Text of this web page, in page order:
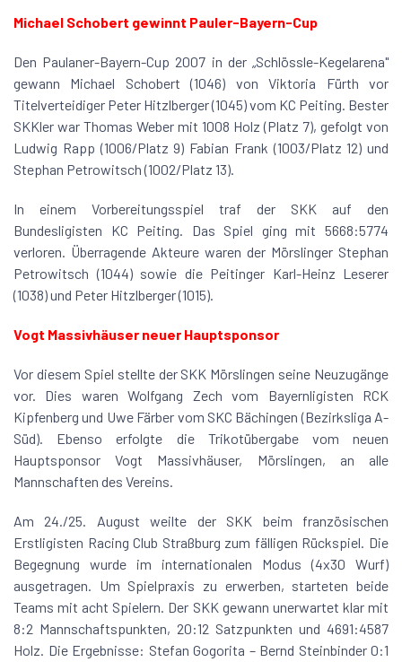
Michael Schobert gewinnt Pauler-Bayern-Cup
Den Paulaner-Bayern-Cup 2007 in der „Schlössle-Kegelarena"
gewann Michael Schobert (1046) von Viktoria Fürth vor
Titelverteidiger Peter Hitzlberger (1045) vom KC Peiting. Bester
SKKler war Thomas Weber mit 1008 Holz (Platz 7), gefolgt von
Ludwig Rapp (1006/Platz 9) Fabian Frank (1003/Platz 12) und
Stephan Petrowitsch (1002/Platz 13).
In einem Vorbereitungsspiel traf der SKK auf den
Bundesligisten KC Peiting. Das Spiel ging mit 5668:5774
verloren. Überragende Akteure waren der Mörslinger Stephan
Petrowitsch (1044) sowie die Peitinger Karl-Heinz Leserer
(1038) und Peter Hitzlberger (1015).
Vogt Massivhäuser neuer Hauptsponsor
Vor diesem Spiel stellte der SKK Mörslingen seine Neuzugänge
vor. Dies waren Wolfgang Zech vom Bayernligisten RCK
Kipfenberg und Uwe Färber vom SKC Bächingen (Bezirksliga A-
Süd). Ebenso erfolgte die Trikotübergabe vom neuen
Hauptsponsor Vogt Massivhäuser, Mörslingen, an alle
Mannschaften des Vereins.
Am 24./25. August weilte der SKK beim französischen
Erstligisten Racing Club Straßburg zum fälligen Rückspiel. Die
Begegnung wurde im internationalen Modus (4x30 Wurf)
ausgetragen. Um Spielpraxis zu erwerben, starteten beide
Teams mit acht Spielern. Der SKK gewann unerwartet klar mit
8:2 Mannschaftspunkten, 20:12 Satzpunkten und 4691:4587
Holz. Die Ergebnisse: Stefan Gogorita – Bernd Steinbinder 0:1